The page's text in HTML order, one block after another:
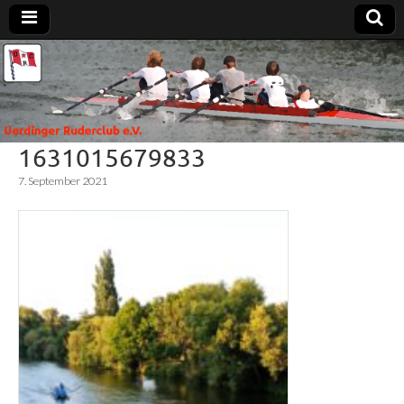
Uerdinger
Ruderclub
e.V.
Rudern in
Krefeld-
Uerdingen
1631015679833
7. September 2021